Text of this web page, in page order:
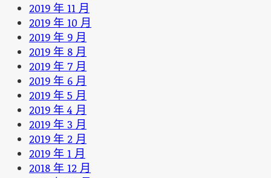
2019 年 11 月
2019 年 10 月
2019 年 9 月
2019 年 8 月
2019 年 7 月
2019 年 6 月
2019 年 5 月
2019 年 4 月
2019 年 3 月
2019 年 2 月
2019 年 1 月
2018 年 12 月